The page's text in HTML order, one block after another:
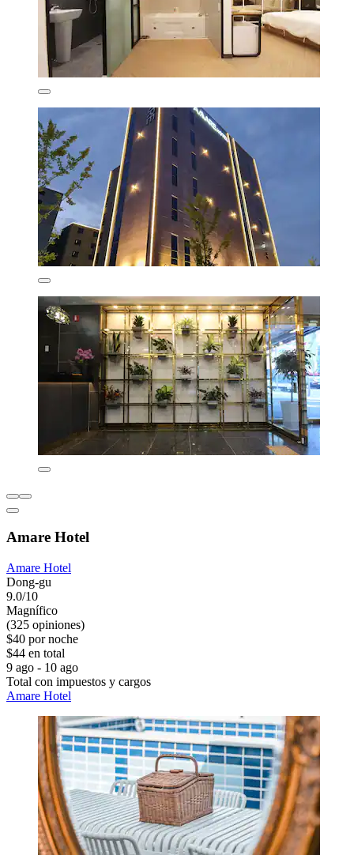
Amare Hotel
Amare Hotel
Dong-gu
9.0/10
Magnífico
(325 opiniones)
$40 por noche
$44 en total
9 ago - 10 ago
Total con impuestos y cargos
Amare Hotel